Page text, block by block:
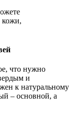
кожи,
что нужно
и
к натуральному
– основной, а